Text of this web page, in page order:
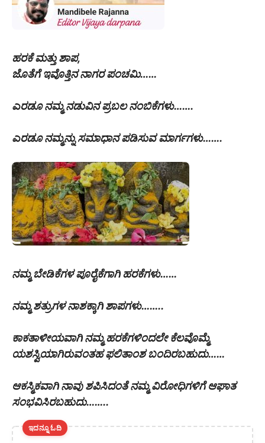
ಹರಕೆ ಮತ್ತು ಶಾಪ,
ಜೊತೆಗೆ ಇವೊತ್ತಿನ ನಾಗರ ಪಂಚಮಿ……
ಎರಡೂ ನಮ್ಮ ನಡುವಿನ ಪ್ರಬಲ ನಂಬಿಕೆಗಳು…….
ಎರಡೂ ನಮ್ಮನ್ನು ಸಮಾಧಾನ ಪಡಿಸುವ ಮಾರ್ಗಗಳು…….
ನಮ್ಮ ಬೇಡಿಕೆಗಳ ಪೂರೈಕೆಗಾಗಿ ಹರಕೆಗಳು……
ನಮ್ಮ ಶತ್ರುಗಳ ನಾಶಕ್ಕಾಗಿ ಶಾಪಗಳು……..
ಕಾಕತಾಳೀಯವಾಗಿ ನಮ್ಮ ಹರಕೆಗಳಿಂದಲೇ ಕೆಲವೊಮ್ಮೆ
ಯಶಸ್ವಿಯಾಗಿರುವಂತಹ ಫಲಿತಾಂಶ ಬಂದಿರಬಹುದು……
ಆಕಸ್ಮಿಕವಾಗಿ ನಾವು ಶಪಿಸಿದಂತೆ ನಮ್ಮ ವಿರೋಧಿಗಳಿಗೆ ಆಘಾತ
ಸಂಭವಿಸಿರಬಹುದು……..
ಇದನ್ನೂ ಓದಿ